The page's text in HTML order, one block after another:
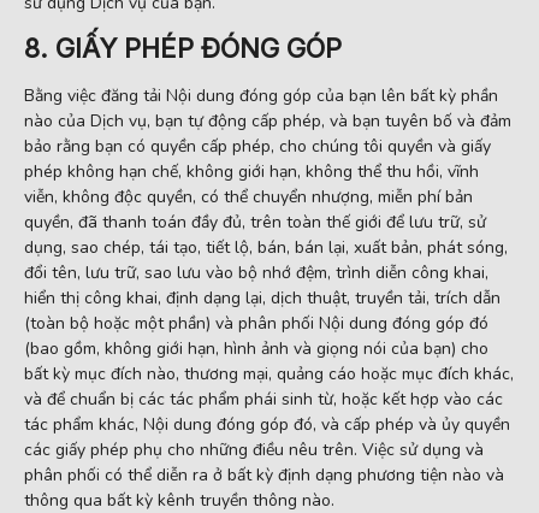
8. GIẤY PHÉP ĐÓNG GÓP
Bằng việc đăng tải Nội dung đóng góp của bạn lên bất kỳ phần
nào của Dịch vụ, bạn tự động cấp phép, và bạn tuyên bố và đảm
bảo rằng bạn có quyền cấp phép, cho chúng tôi quyền và giấy
phép không hạn chế, không giới hạn, không thể thu hồi, vĩnh
viễn, không độc quyền, có thể chuyển nhượng, miễn phí bản
quyền, đã thanh toán đầy đủ, trên toàn thế giới để lưu trữ, sử
dụng, sao chép, tái tạo, tiết lộ, bán, bán lại, xuất bản, phát sóng,
đổi tên, lưu trữ, sao lưu vào bộ nhớ đệm, trình diễn công khai,
hiển thị công khai, định dạng lại, dịch thuật, truyền tải, trích dẫn
(toàn bộ hoặc một phần) và phân phối Nội dung đóng góp đó
(bao gồm, không giới hạn, hình ảnh và giọng nói của bạn) cho
bất kỳ mục đích nào, thương mại, quảng cáo hoặc mục đích khác,
và để chuẩn bị các tác phẩm phái sinh từ, hoặc kết hợp vào các
tác phẩm khác, Nội dung đóng góp đó, và cấp phép và ủy quyền
các giấy phép phụ cho những điều nêu trên. Việc sử dụng và
phân phối có thể diễn ra ở bất kỳ định dạng phương tiện nào và
thông qua bất kỳ kênh truyền thông nào.